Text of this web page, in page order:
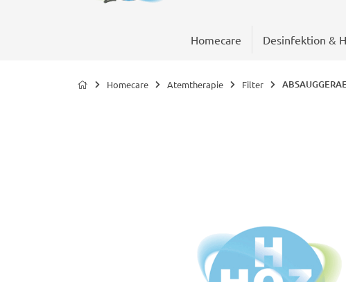
Homecare Desinfektion &
Homecare Atemtherapie Filter